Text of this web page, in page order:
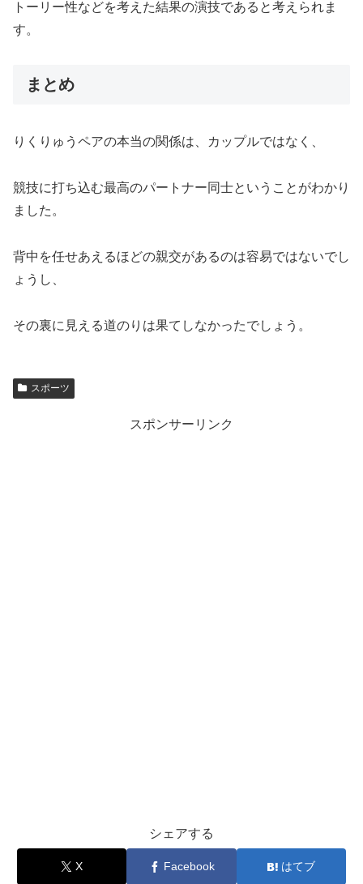
トーリー性などを考えた結果の演技であると考えられま
す。
まとめ
りくりゅうペアの本当の関係は、カップルではなく、
競技に打ち込む最高のパートナー同士ということがわかり
ました。
背中を任せあえるほどの親交があるのは容易ではないでし
ょうし、
その裏に見える道のりは果てしなかったでしょう。
スポーツ
スポンサーリンク
シェアする
X Facebook はてブ